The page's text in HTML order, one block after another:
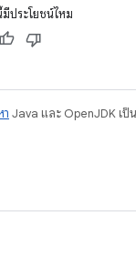
ประโยชน์ไหม
Java และ OpenJDK เป็